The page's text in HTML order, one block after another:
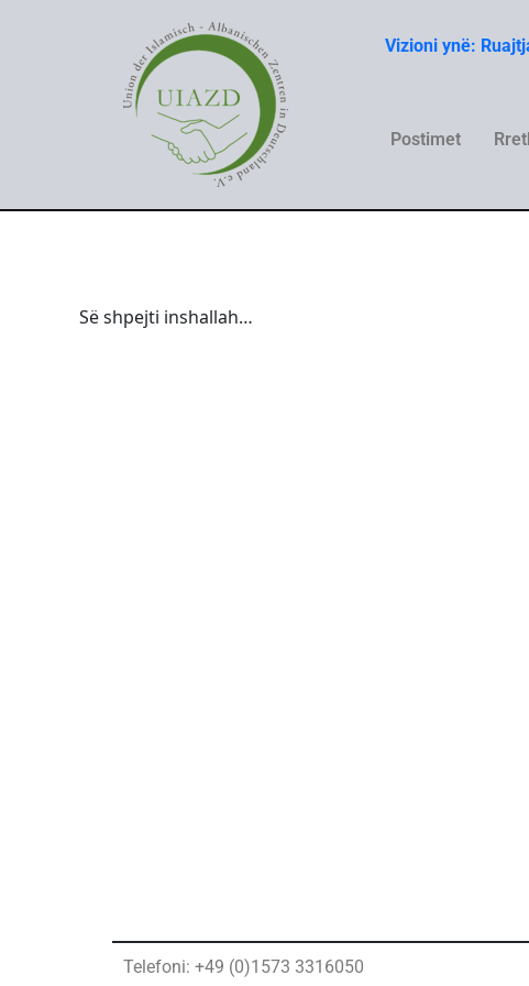
Vizioni ynë:
Postimet
Së shpejti inshallah…
Telefoni: +49 (0)1573 3316050